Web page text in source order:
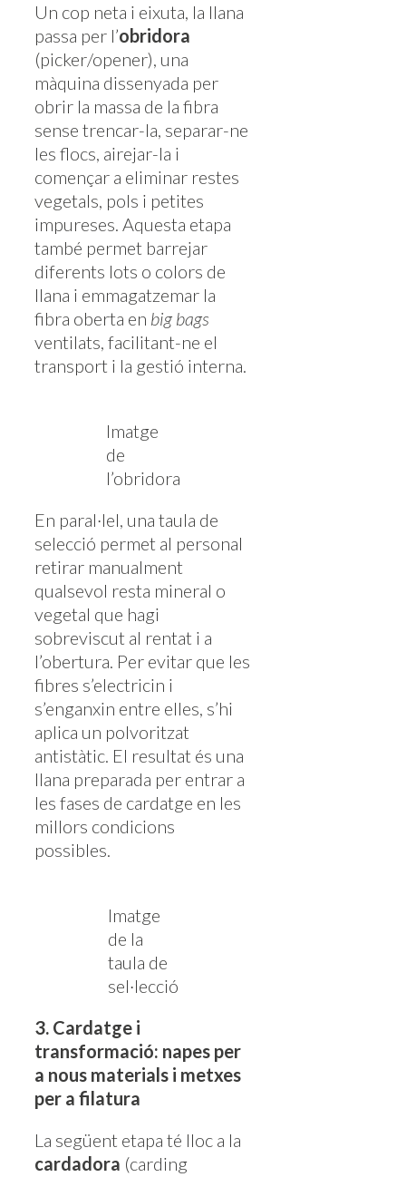
Un cop neta i eixuta, la llana
passa per l’obridora
(picker/opener), una
màquina dissenyada per
obrir la massa de la fibra
sense trencar-la, separar-ne
les flocs, airejar-la i
començar a eliminar restes
vegetals, pols i petites
impureses. Aquesta etapa
també permet barrejar
diferents lots o colors de
llana i emmagatzemar la
fibra oberta en big bags
ventilats, facilitant-ne el
transport i la gestió interna.
Imatge
de
l’obridora
En paral·lel, una taula de
selecció permet al personal
retirar manualment
qualsevol resta mineral o
vegetal que hagi
sobreviscut al rentat i a
l’obertura. Per evitar que les
fibres s’electricin i
s’enganxin entre elles, s’hi
aplica un polvoritzat
antistàtic. El resultat és una
llana preparada per entrar a
les fases de cardatge en les
millors condicions
possibles.
Imatge
de la
taula de
sel·lecció
3. Cardatge i
transformació: napes per
a nous materials i metxes
per a filatura
La següent etapa té lloc a la
cardadora (carding